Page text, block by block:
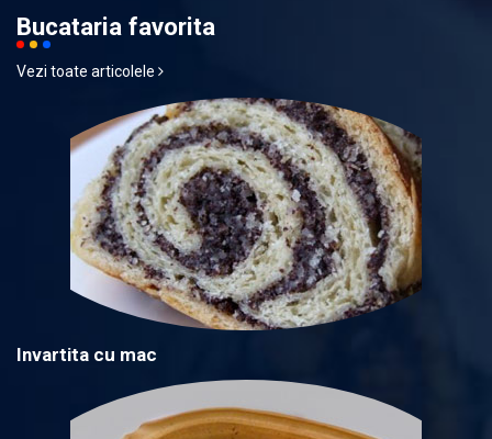
Bucataria favorita
Vezi toate articolele
Invartita cu mac